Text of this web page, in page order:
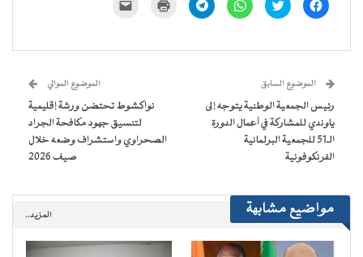
انقر
للمشاركة
في
اضغط
للمشاركة
في
انقر
للمشاركة
في
انقر
للمشاركة
في
للطباعة
جديدة) الإلكتروني
نافذة
جديدة)
الموضوع السابق
رئيس الجمعية الوطنية يتوجه إلى
ياوندي للمشاركة في أعمال الدورة
الـ51 للجمعية البرلمانية
الفرنكوفونية
الموضوع الموالي
نواكشوط تحتضن ورشة إقليمية
لتنسيق جهود مكافحة الجراد
الصحراوي واستشراف وضعه خلال
صيف 2026
مواضيع مشابهة المزيد..